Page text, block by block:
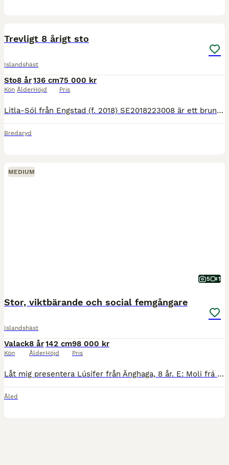
Trevligt 8 årigt sto
Islandshäst
Sto
Kön
8 år
Ålder
136 cm
Höjd
75 000 kr
Pris
Litla-Sól från Engstad (f. 2018) SE2018223008 är ett brunt islandssto efter Hósías fra Engholm undan Smætla frá Mosfellsbæ. Ca 136-137 cm i mankhöjd. Hon är inriden i våras och har visat fina gångarte
Bredaryd
MEDIUM
5 1
Stor, viktbärande och social femgångare
Islandshäst
Valack
Kön
8 år
Ålder
142 cm
Höjd
98 000 kr
Pris
Låt mig presentera Lúsífer från Änghaga, 8 år. E: Moli frá Skriðu U: Freydis från Killebacken Han finns utanför Halmstad och är en 5-gångare med fina, tydligt separerade och taktfasta gångarter med
Åled